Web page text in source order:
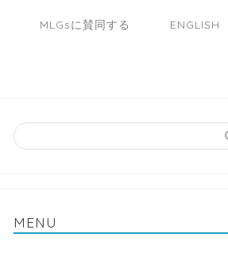
MLGsに賛同する ENGLISH
MENU